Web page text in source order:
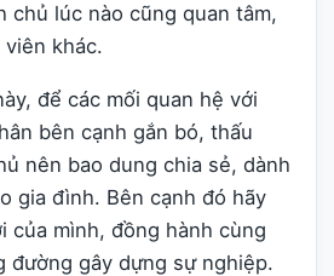
chủ lúc nào cũng quan tâm,
khác.
để các mối quan hệ với
bên cạnh gắn bó, thấu
nên bao dung chia sẻ, dành
gia đình. Bên cạnh đó hãy
của mình, đồng hành cùng
đường gây dựng sự nghiệp.